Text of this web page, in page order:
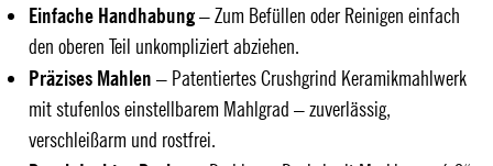
Einfache Handhabung– Zum Befüllen oder Reinigen einfach
den oberen Teil unkompliziert abziehen.
Präzises Mahlen – Patentiertes Crushgrind Keramikmahlwerk
mit stufenlos einstellbarem Mahlgrad – zuverlässig,
verschleißarm und rostfrei.